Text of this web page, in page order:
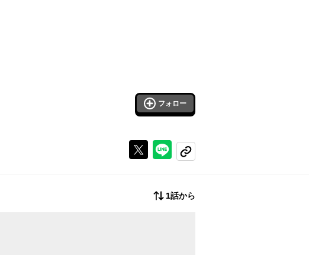
フォロー
Xで投稿するラインでシェアする
コピーする
1話から